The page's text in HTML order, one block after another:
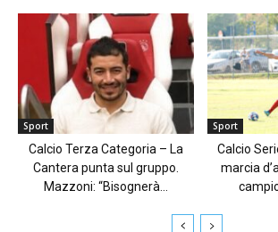
Sport
Calcio Terza Categoria – La
Cantera punta sul gruppo.
Mazzoni: “Bisognerà...
Sport
Calcio
marcia